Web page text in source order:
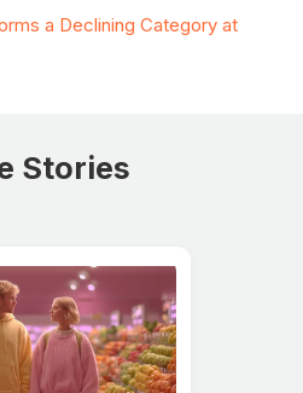
a Declining Category at
Stories